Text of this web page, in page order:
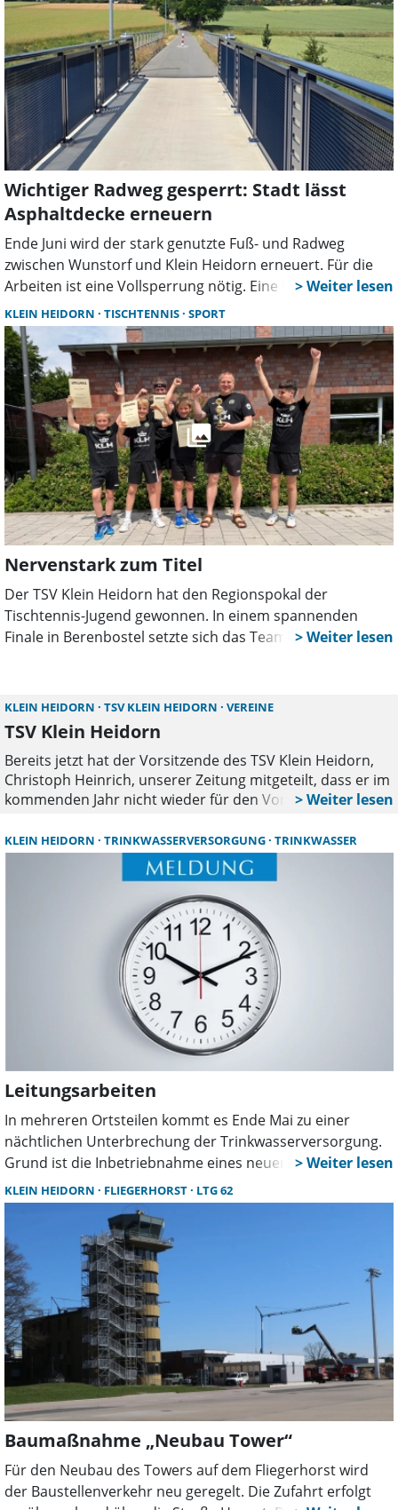
Wichtiger Radweg gesperrt: Stadt lässt
Asphaltdecke erneuern
Ende Juni wird der stark genutzte Fuß- und Radweg
zwischen Wunstorf und Klein Heidorn erneuert. Für die
Arbeiten ist eine Vollsperrung nötig. Eine Umleitung wird
eingerichtet, Schulen werden gesondert informiert.
KLEIN HEIDORN TISCHTENNIS SPORT
Nervenstark zum Titel
Der TSV Klein Heidorn hat den Regionspokal der
Tischtennis-Jugend gewonnen. In einem spannenden
Finale in Berenbostel setzte sich das Team mit 6:3 gegen
KLEIN HEIDORN TSV KLEIN HEIDORN VEREINE
TSV Klein Heidorn
Bereits jetzt hat der Vorsitzende des TSV Klein Heidorn,
Christoph Heinrich, unserer Zeitung mitgeteilt, dass er im
kommenden Jahr nicht wieder für den Vorsitz des Vereins
wünscht sich, dass Sven Thometzki auf der
Mitgliederversammlung 2027 für den Vorsitz kandidieren
KLEIN HEIDORN TRINKWASSERVERSORGUNG TRINKWASSER
Leitungsarbeiten
In mehreren Ortsteilen kommt es Ende Mai zu einer
nächtlichen Unterbrechung der Trinkwasserversorgung.
Grund ist die Inbetriebnahme eines neuen
Leitungsabschnitts. Haushalte sollten sich vorbereiten
und ausreichend Wasser bevorraten.
KLEIN HEIDORN FLIEGERHORST LTG 62
Baumaßnahme „Neubau Tower“
Für den Neubau des Towers auf dem Fliegerhorst wird
der Baustellenverkehr neu geregelt. Die Zufahrt erfolgt